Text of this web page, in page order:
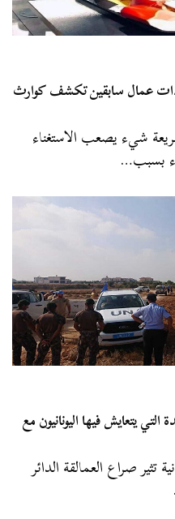
عمال سابقين تكشف كوارث
شيء يصعب الاستغناء
بسبب…
يتعايش فيها اليونانيون مع
تثير صراع العمالقة الدائر